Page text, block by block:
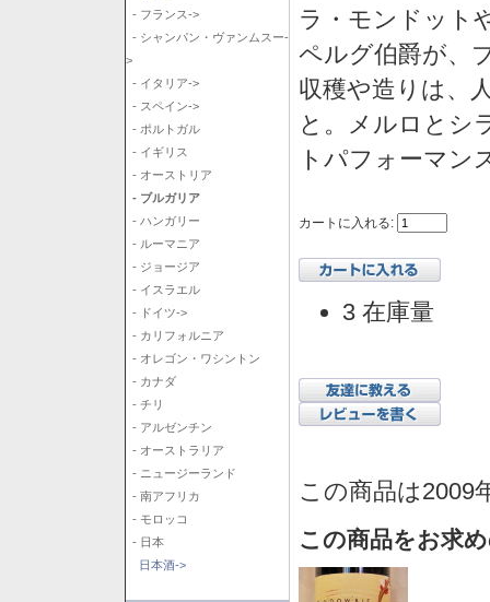
- フランス->
- シャンパン・ヴァンムスー-
>
- イタリア->
- スペイン->
- ポルトガル
- イギリス
- オーストリア
- ブルガリア
- ハンガリー
- ルーマニア
- ジョージア
- イスラエル
- ドイツ->
- カリフォルニア
- オレゴン・ワシントン
- カナダ
- チリ
- アルゼンチン
- オーストラリア
- ニュージーランド
- 南アフリカ
- モロッコ
- 日本
日本酒->
ラ・モンドット
ペルグ伯爵が、
収穫や造りは、
と。メルロとシ
トパフォーマン
カートに入れる:
3 在庫量
この商品は2009
この商品をお求